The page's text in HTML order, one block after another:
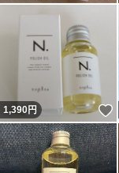
1,390円